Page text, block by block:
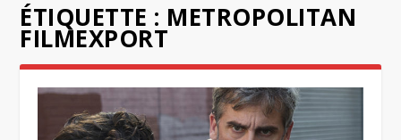
ÉTIQUETTE : METROPOLITAN
FILMEXPORT